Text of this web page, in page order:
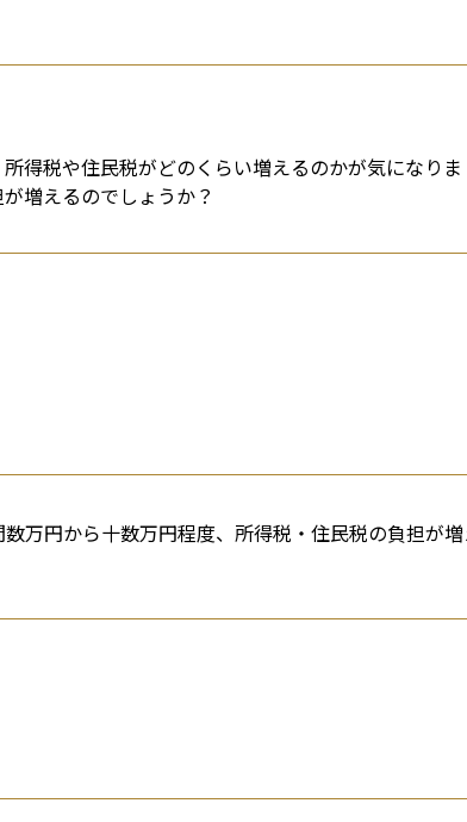
得税や住民税がどのくらい増えるのかが気になりま
増えるのでしょうか？
万円から十数万円程度、所得税・住民税の負担が